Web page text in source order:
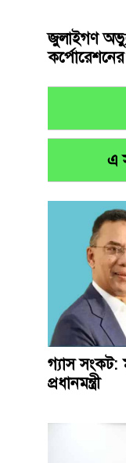
জুলাইগণ
কর্পোরেশনের
এ
গ্যাস সংকট:
প্রধানমন্ত্রী